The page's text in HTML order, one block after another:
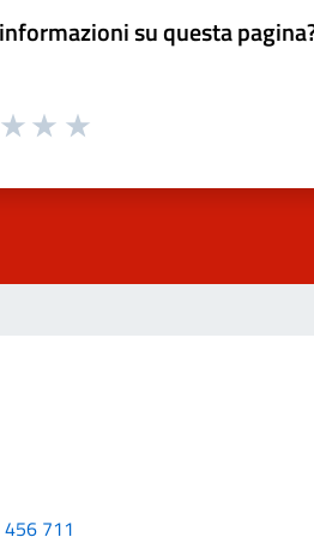
su questa
711